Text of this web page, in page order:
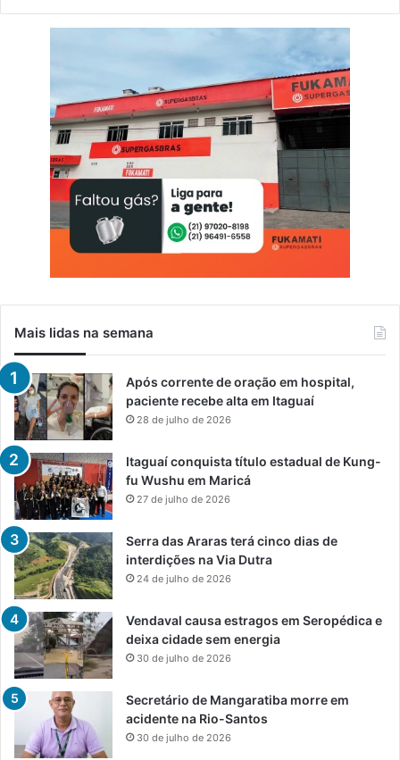
Mais lidas na semana
Após corrente de oração em hospital,
paciente recebe alta em Itaguaí
28 de julho de 2026
Itaguaí conquista título estadual de Kung-
fu Wushu em Maricá
27 de julho de 2026
Serra das Araras terá cinco dias de
interdições na Via Dutra
24 de julho de 2026
Vendaval causa estragos em Seropédica e
deixa cidade sem energia
30 de julho de 2026
Secretário de Mangaratiba morre em
acidente na Rio-Santos
30 de julho de 2026